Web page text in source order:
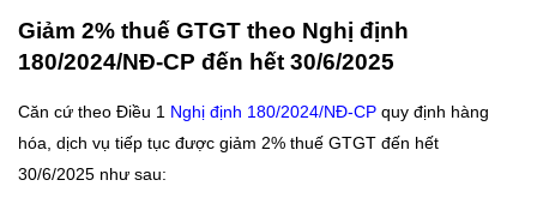
Giảm 2% thuế GTGT theo Nghị định
180/2024/NĐ-CP đến hết 30/6/2025
Căn cứ theo Điều 1 Nghị định 180/2024/NĐ-CP quy định hàng
hóa, dịch vụ tiếp tục được giảm 2% thuế GTGT đến hết
30/6/2025 như sau: